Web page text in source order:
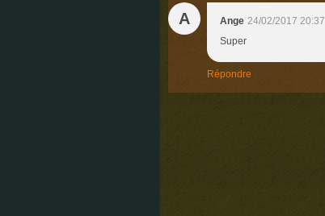
A Ange 24/02/2017 20:37
Super
Répondre